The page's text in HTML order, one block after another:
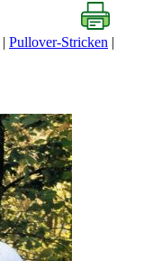
Pullover-Stricken